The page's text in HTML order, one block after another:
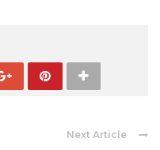
Next Article